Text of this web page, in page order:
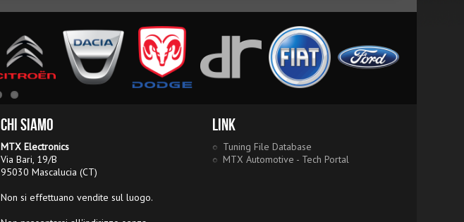
Chi Siamo
MTX Electronics
Via Bari, 19/B
95030 Mascalucia (CT)
Non si effettuano vendite sul luogo.
Link
Tuning File Database
MTX Automotive - Tech Portal